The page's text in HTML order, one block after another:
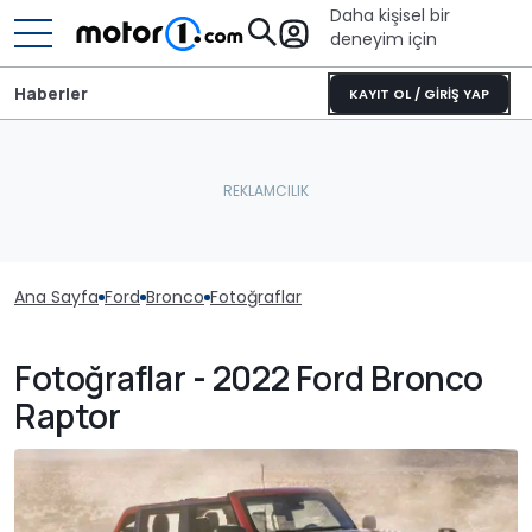
Daha kişisel bir
deneyim için
KAYIT OL / GİRİŞ YAP
Haberler
Ana Sayfa Ford Bronco Fotoğraflar
Fotoğraflar - 2022 Ford Bronco
Raptor